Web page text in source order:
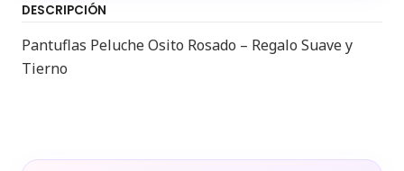
DESCRIPCIÓN
Pantuflas Peluche Osito Rosado – Regalo Suave y
Tierno